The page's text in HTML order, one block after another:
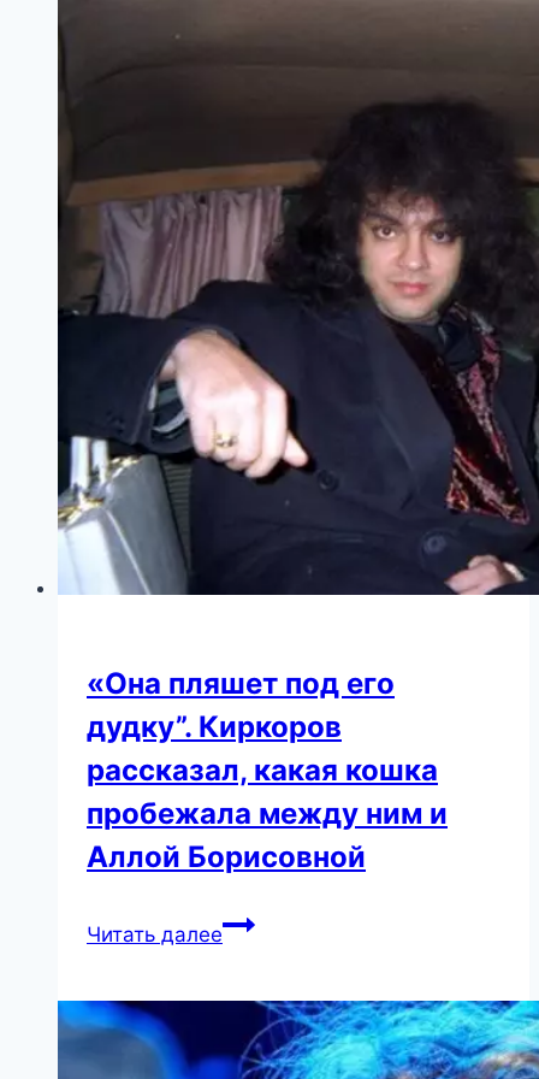
«Она пляшет под его
дудку”. Киркоров
рассказал, какая кошка
пробежала между ним и
Аллой Борисовной
Читать далее«Она
дудку”.